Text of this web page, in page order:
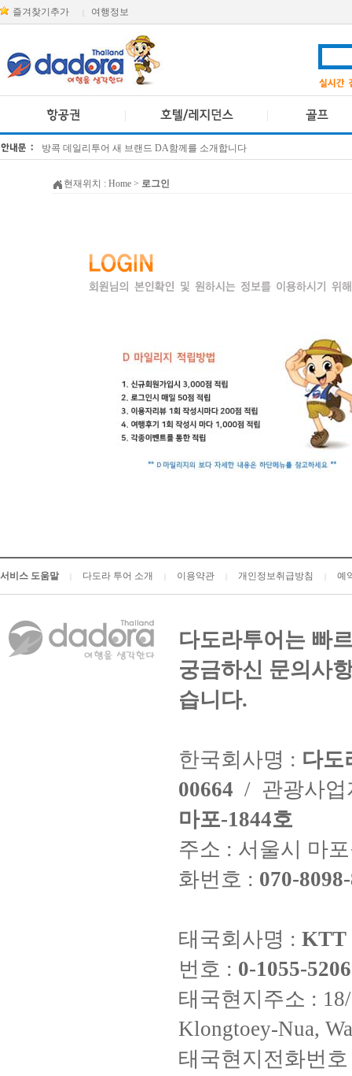
즐겨찾기추가 여행정보
방콕 데일리투어 새 브랜드 DA함께를 소개합니다
현재위치 :Home > 로그인
서비스 도움말 다도라 투어 소개 이용약관 개인정보취급방침 예
다도라투어는 빠
궁금하신 문의사
습니다.
한국회사명 : 다도
00664 / 관광사
마포-1844호
주소 : 서울시 마
화번호 : 070-
태국회사명 : KTT
번호 : 0-1055-
태국현지주소 :
Klongtoey-Nua,
태국현지전화번